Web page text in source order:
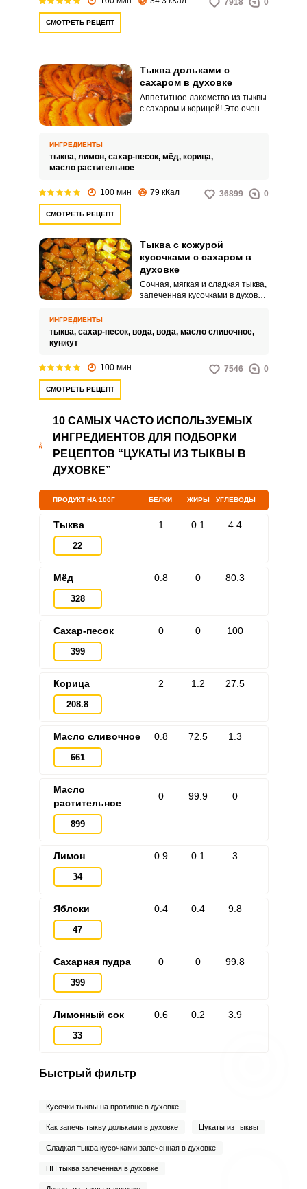
7918 0
СМОТРЕТЬ РЕЦЕПТ
Тыква дольками с
сахаром в духовке
Аппетитное лакомство из тыквы
с сахаром и корицей! Это очень
Просто объедение!
ИНГРЕДИЕНТЫ
тыква, лимон, сахар-песок, мёд, корица,
масло растительное
100 мин 79 кКал 36899 0
СМОТРЕТЬ РЕЦЕПТ
Тыква с кожурой
кусочками с сахаром в
духовке
Сочная, мягкая и сладкая тыква,
запеченная кусочками в духовке,
приготовлении и очень
ИНГРЕДИЕНТЫ
тыква, сахар-песок, вода, вода, масло сливочное,
кунжут
100 мин 7546 0
СМОТРЕТЬ РЕЦЕПТ
10 САМЫХ ЧАСТО ИСПОЛЬЗУЕМЫХ
ИНГРЕДИЕНТОВ ДЛЯ ПОДБОРКИ
РЕЦЕПТОВ “ЦУКАТЫ ИЗ ТЫКВЫ В
ДУХОВКЕ”
ПРОДУКТ НА 100Г БЕЛКИ ЖИРЫ УГЛЕВОДЫ
Тыква
22
1 0.1 4.4
Мёд
328
0.8 0 80.3
Сахар-песок
399
0 0 100
Корица
208.8
2 1.2 27.5
Масло сливочное
661
0.8 72.5 1.3
Масло
растительное
899
0 99.9 0
Лимон
34
0.9 0.1 3
Яблоки
47
0.4 0.4 9.8
Сахарная пудра
399
0 0 99.8
Лимонный сок
33
0.6 0.2 3.9
Быстрый фильтр
Кусочки тыквы на противне в духовке
Как запечь тыкву дольками в духовке Цукаты из тыквы
Сладкая тыква кусочками запеченная в духовке
ПП тыква запеченная в духовке